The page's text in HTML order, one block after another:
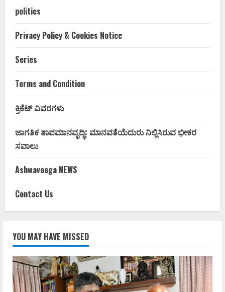
politics
Privacy Policy & Cookies Notice
Series
Terms and Condition
ಕ್ರಿಕೆಟ್ ವಿವರಗಳು
ಜಾಗತಿಕ ತಾಪಮಾನವೃದ್ಧಿ: ಮಾನವತೆಯೆದುರು ನಿಲ್ಲಿಸಿರುವ ಭೀಕರ
ಸವಾಲು
Ashwaveega NEWS
Contact Us
YOU MAY HAVE MISSED